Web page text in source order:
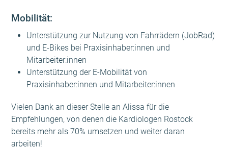
Mobilität:
Unterstützung zur Nutzung von Fahrrädern (JobRad)
und E-Bikes bei Praxisinhaber:innen und
Mitarbeiter:innen
Unterstützung der E-Mobilität von
Praxisinhaber:innen und Mitarbeiter:innen
Vielen Dank an dieser Stelle an Alissa für die
Empfehlungen, von denen die Kardiologen Rostock
bereits mehr als 70% umsetzen und weiter daran
arbeiten!